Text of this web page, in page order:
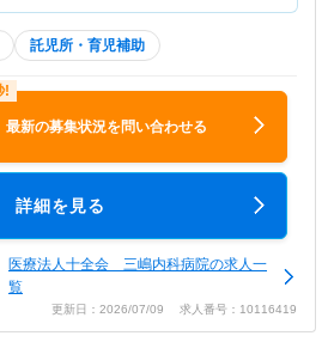
託児所・育児補助
最新の募集状況を問い合わせる
詳細を見る
医療法人十全会 三嶋内科病院の求人一
覧
更新日：2026/07/09 求人番号：10116419